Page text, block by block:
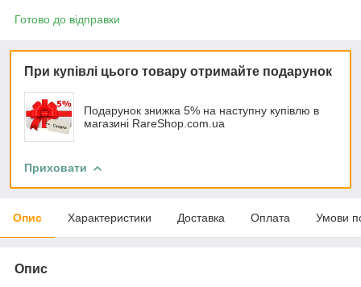
Готово до відправки
При купівлі цього товару отримайте подарунок
Подарунок знижка 5% на наступну купівлю в
магазині RareShop.com.ua
Приховати
Опис Характеристики Доставка Оплата Умови
Опис